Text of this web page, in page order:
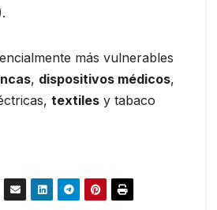
más vulnerables
, dispositivos médicos,
textiles y tabaco